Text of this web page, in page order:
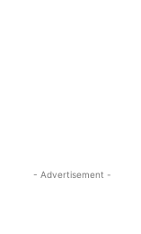
- Advertisement -